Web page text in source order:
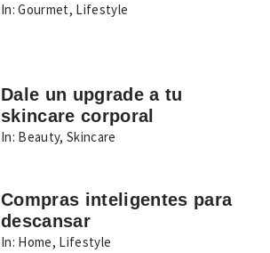
In: Gourmet, Lifestyle
Dale un upgrade a tu
skincare corporal
In: Beauty,Skincare
Compras inteligentes para
descansar
In: Home, Lifestyle